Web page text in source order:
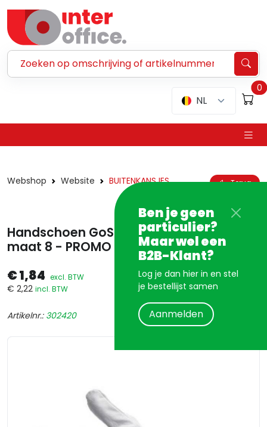
NL
0
Ben je geen
particulier?
Maar wel een
B2B-Klant?
Log je dan hier in en stel
je bestellijst samen
Aanmelden
Webshop Website BUITENKANSJES Terug
Handschoen GoSafe Tropic geitenleder
maat 8 - PROMO
€ 1,84 excl. BTW
€ 2,22 incl. BTW
Artikelnr.: 302420